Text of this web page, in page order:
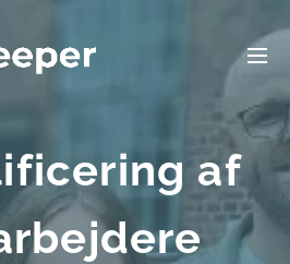
af